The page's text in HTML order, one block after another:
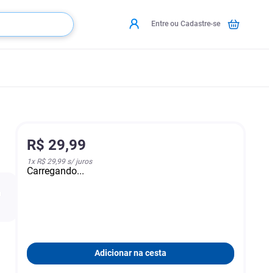
Entre ou Cadastre-se
R$ 29,99
1x R$ 29,99s/ juros
Carregando...
Adicionar na cesta